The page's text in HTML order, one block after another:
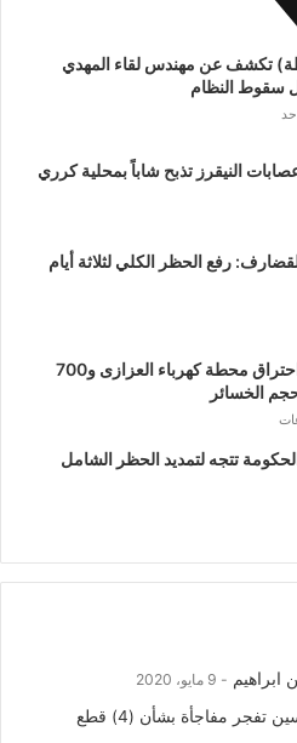
تكشف عن مهندس لقاء المهدي
سقوط النظام
النيقرز تذبح شاباً بمحلية كرري
رفع الحظر الكلي لثلاثة أيام
السودان :احتراق محطة كهرباء العزازى و700
الخسائر
تتجه لتمديد الحظر ﺍﻟﺸﺎﻣﻞ
ابراهيم 9 مايو، 2020
السودان: أسرة عبد الرحيم حسين تفجر مفاجأة بشأن (4) قطع